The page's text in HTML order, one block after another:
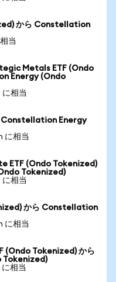
から Constellation
当
Metals ETF (Ondo
Energy (Ondo
に相当
Constellation Energy
に相当
ETF (Ondo Tokenized)
Tokenized)
相当
から Constellation
に相当
(Ondo Tokenized) から
Tokenized)
相当